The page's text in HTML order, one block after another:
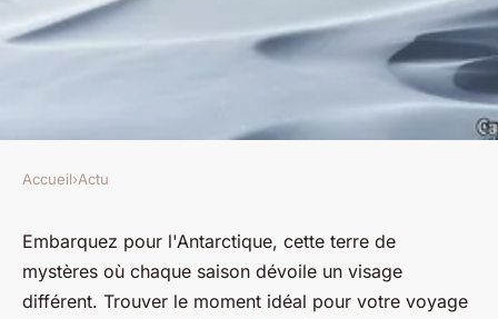
Cap sur l'antarctique: conseils
pour choisir la saison idéale
Accueil›Actu
Embarquez pour l'Antarctique, cette terre de
mystères où chaque saison dévoile un visage
différent. Trouver le moment idéal pour votre voyage